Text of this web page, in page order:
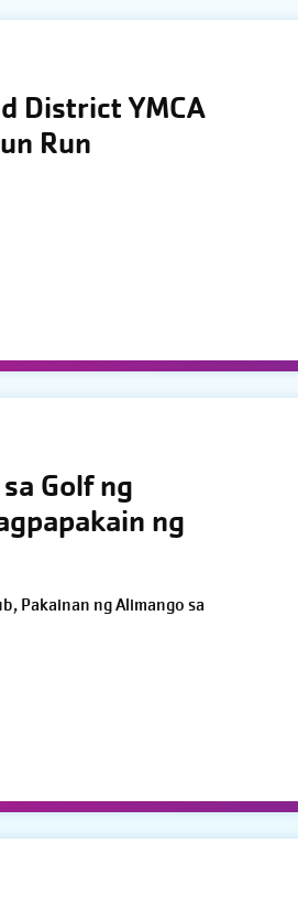
District YMCA
Run
Golf ng
ng
Pakainan ng Alimango sa